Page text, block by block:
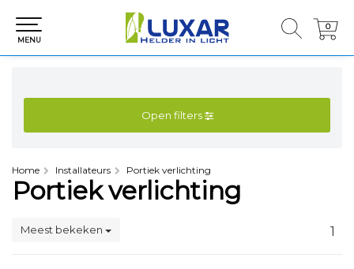
0
0
MENU
Open filters
Home Installateurs Portiek verlichting
Portiek verlichting
Meest bekeken 1